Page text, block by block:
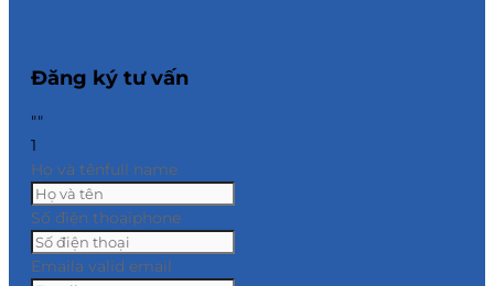
Đăng ký tư vấn
""
1
Họ và tênfull name
Số điện thoạiphone
Emaila valid email